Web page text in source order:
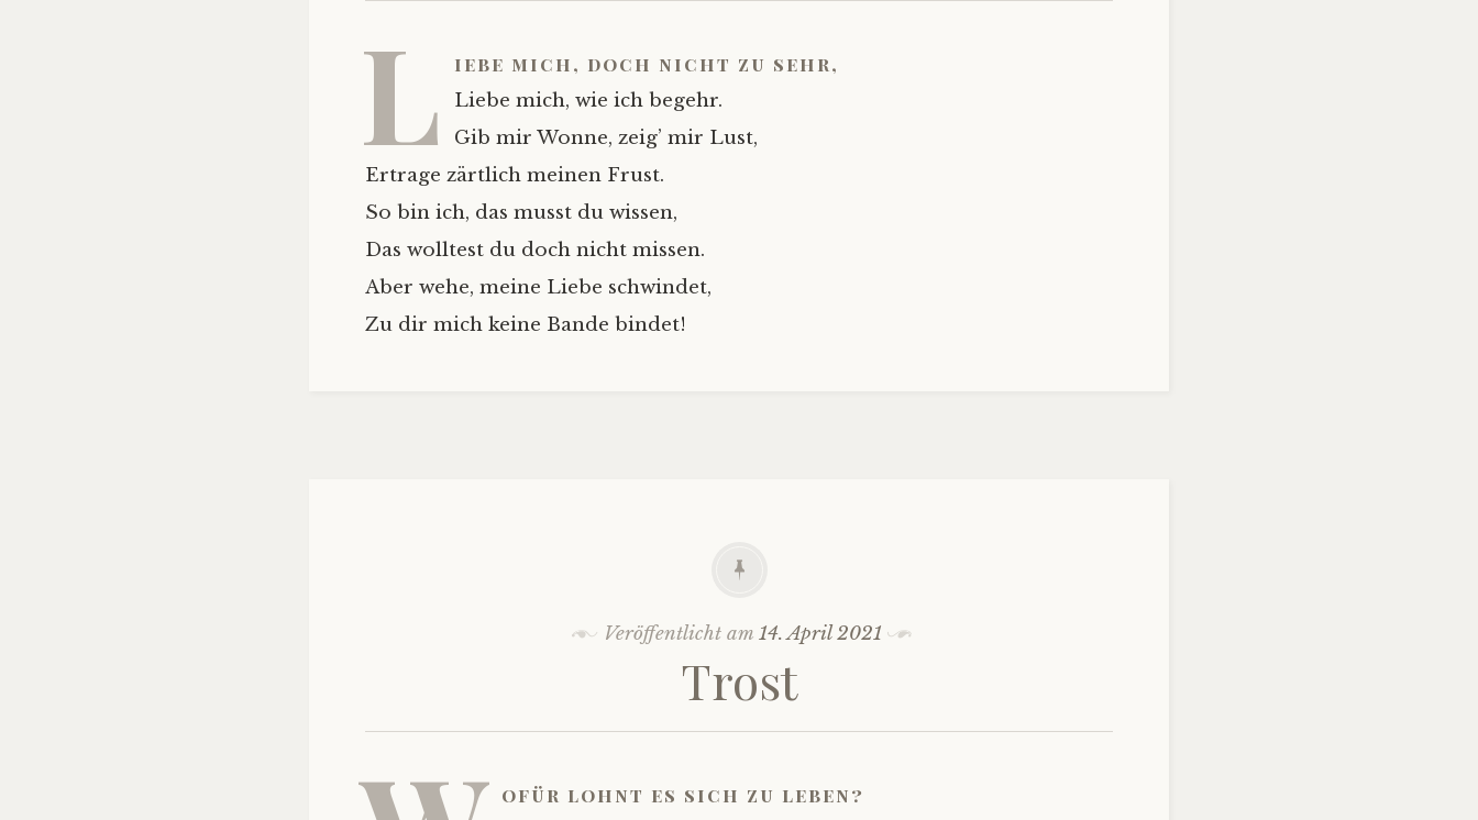
L iebe mich, doch nicht zu sehr,
Liebe mich, wie ich begehr.
Gib mir Wonne, zeig’ mir Lust,
Ertrage zärtlich meinen Frust.
So bin ich, das musst du wissen,
Das wolltest du doch nicht missen.
Aber wehe, meine Liebe schwindet,
Zu dir mich keine Bande bindet!
Veröffentlicht am 14. April 2021
Trost
ofür lohnt es sich zu leben?